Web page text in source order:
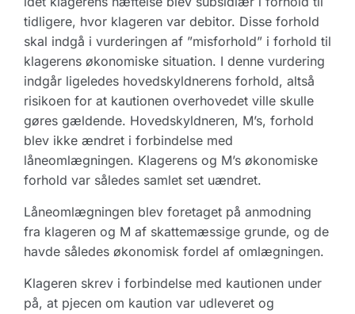
tidligere, hvor klageren var debitor. Disse forhold
skal indgå i vurderingen af ”misforhold” i forhold til
klagerens økonomiske situation. I denne vurdering
indgår ligeledes hovedskyldnerens forhold, altså
risikoen for at kautionen overhovedet ville skulle
gøres gældende. Hovedskyldneren, M’s, forhold
blev ikke ændret i forbindelse med
låneomlægningen. Klagerens og M’s økonomiske
forhold var således samlet set uændret.
Låneomlægningen blev foretaget på anmodning
fra klageren og M af skattemæssige grunde, og de
havde således økonomisk fordel af omlægningen.
Klageren skrev i forbindelse med kautionen under
på, at pjecen om kaution var udleveret og